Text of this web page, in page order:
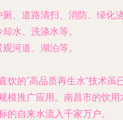
、道路清扫、消防、绿化
水、洗涤水等。
河道、湖泊等。
饮的“高品质再生水”技术
模推广应用。南昌市的饮
的自来水流入千家万户。